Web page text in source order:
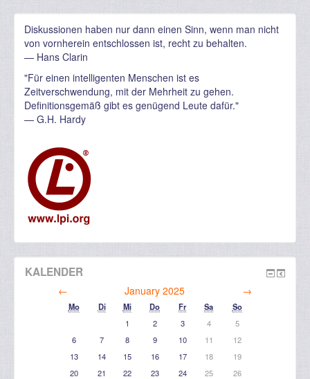
Diskussionen haben nur dann einen Sinn, wenn man nicht
von vornherein entschlossen ist, recht zu behalten.
— Hans Clarin
"Für einen intelligenten Menschen ist es
Zeitverschwendung, mit der Mehrheit zu gehen.
Definitionsgemäß gibt es genügend Leute dafür."
— G.H. Hardy
KALENDER
← January 2025 →
Mo Di Mi Do Fr Sa
So
1
2 3 4
5
6
7 8 9 10 11
12
13
14 15 16 17 18
19
20
21 22 23 24 25
26